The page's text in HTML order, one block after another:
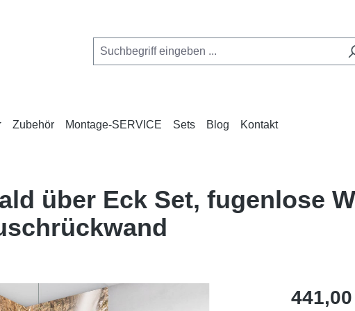
Zubehör Montage-SERVICE Sets Blog Kontakt
über Eck Set, fugenlose
Regulärer